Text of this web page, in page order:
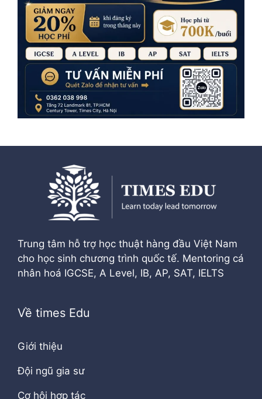
Trung tâm hỗ trợ học thuật hàng đầu Việt Nam
cho học sinh chương trình quốc tế. Mentoring cá
nhân hoá IGCSE, A Level, IB, AP, SAT, IELTS
Về times Edu
Giới thiệu
Đội ngũ gia sư
Cơ hội hợp tác